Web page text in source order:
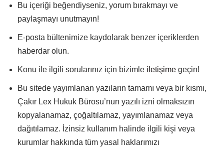
Bu içeriği beğendiyseniz, yorum bırakmayı ve
paylaşmayı unutmayın!
E-posta bültenimize kaydolarak benzer içeriklerden
haberdar olun.
Konu ile ilgili sorularınız için bizimle iletişime geçin!
Bu sitede yayımlanan yazıların tamamı veya bir kısmı,
Çakır Lex Hukuk Bürosu’nun yazılı izni olmaksızın
kopyalanamaz, çoğaltılamaz, yayımlanamaz veya
dağıtılamaz. İzinsiz kullanım halinde ilgili kişi veya
kurumlar hakkında tüm yasal haklarımızı